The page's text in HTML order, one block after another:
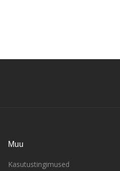
Muu
Kasutustingimused